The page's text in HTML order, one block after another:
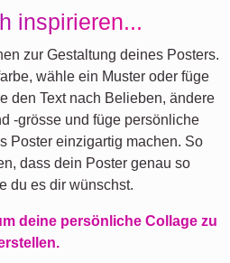
inspirieren...
zur Gestaltung deines Posters.
wähle ein Muster oder füge
den Text nach Belieben, ändere
-grösse und füge persönliche
Poster einzigartig machen. So
dass dein Poster genau so
du es dir wünschst.
deine persönliche Collage zu